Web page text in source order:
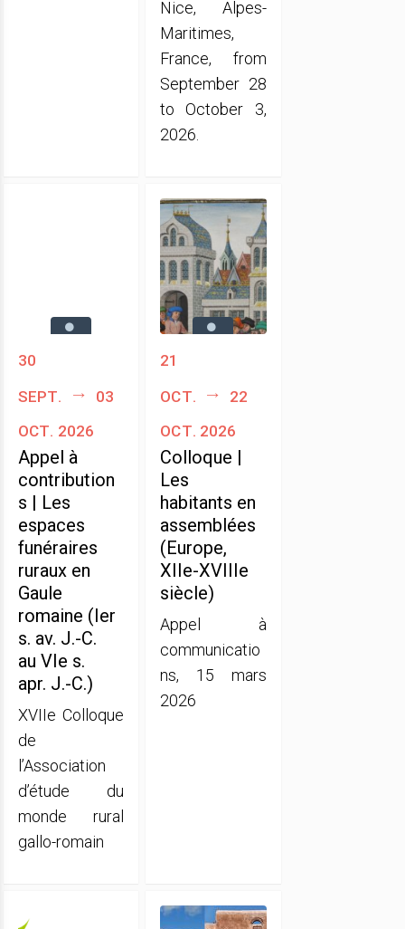
Nice, Alpes-
Maritimes,
France, from
September 28
to October 3,
2026.
30
sept.
03
oct. 2026
Appel à
contribution
s | Les
espaces
funéraires
ruraux en
Gaule
romaine (Ier
s. av. J.-C.
au VIe s.
apr. J.-C.)
XVIIe Colloque
de
l’Association
d’étude du
monde rural
gallo-romain
21
oct.
22
oct. 2026
Colloque |
Les
habitants en
assemblées
(Europe,
XIIe-XVIIIe
siècle)
Appel à
communicatio
ns, 15 mars
2026